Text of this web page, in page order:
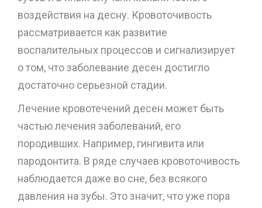
воздействия на десну. Кровоточивость
рассматривается как развитие
воспалительных процессов и сигнализирует
о том, что заболевание десен достигло
достаточно серьезной стадии.
Лечение кровотечений десен может быть
частью лечения заболеваний, его
породивших. Например, гингивита или
пародонтита. В ряде случаев кровоточивость
наблюдается даже во сне, без всякого
давления на зубы. Это значит, что уже пора